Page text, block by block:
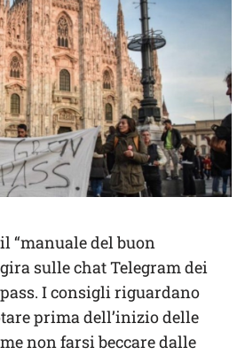
“manuale del buon
sulle chat Telegram dei
I consigli riguardano
prima dell’inizio delle
non farsi beccare dalle